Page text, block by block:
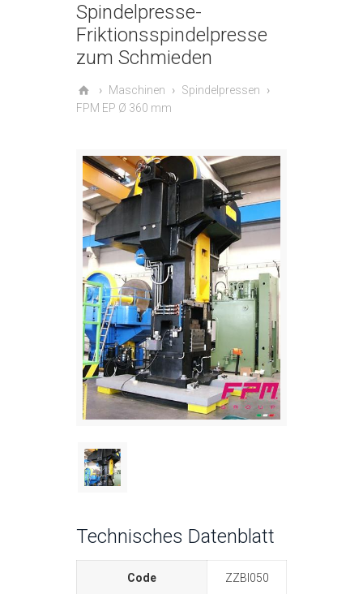
Spindelpresse-
Friktionsspindelpresse
zum Schmieden
Maschinen
Spindelpressen
FPM EP Ø 360 mm
Technisches Datenblatt
Code ZZBI050